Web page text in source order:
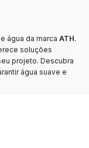
água da marca ATH.
soluções
projeto. Descubra
água suave e